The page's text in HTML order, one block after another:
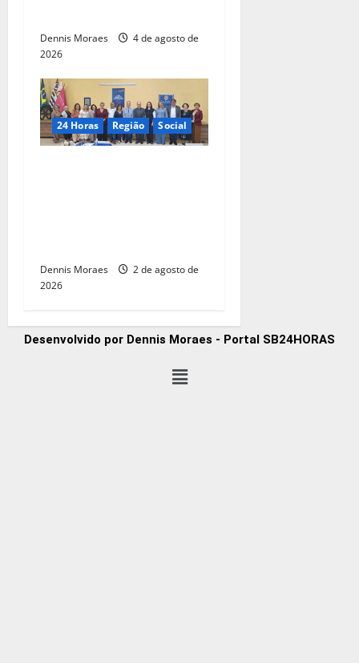
Dennis Moraes
4 de agosto de
2026
24 Horas Região Social
Dennis Moraes
2 de agosto de
2026
Desenvolvido por Dennis Moraes - Portal SB24HORAS